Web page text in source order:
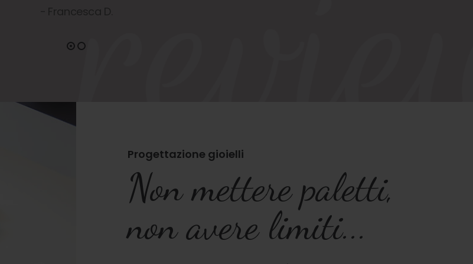
Progettazione gioielli
Non mettere paletti,
non avere limiti...